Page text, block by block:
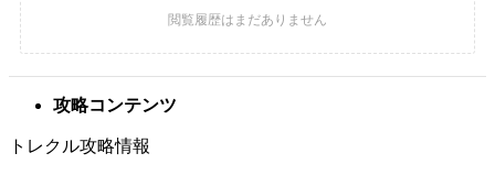
攻略コンテンツ
トレクル攻略情報